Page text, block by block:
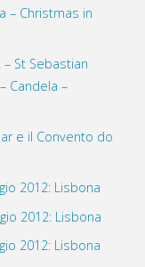
– Christmas in
St Sebastian
Candela –
e il Convento do
2012: Lisbona
2012: Lisbona
2012: Lisbona